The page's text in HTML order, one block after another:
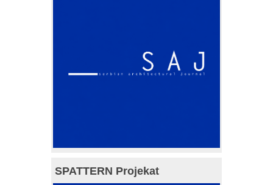
SPATTERN Projekat